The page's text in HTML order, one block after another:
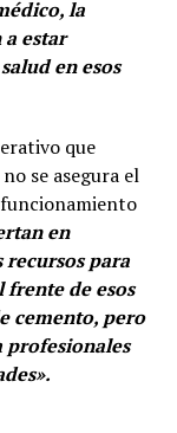
la
estar
en esos
que
se asegura el
en
recursos para
frente de esos
cemento, pero
profesionales